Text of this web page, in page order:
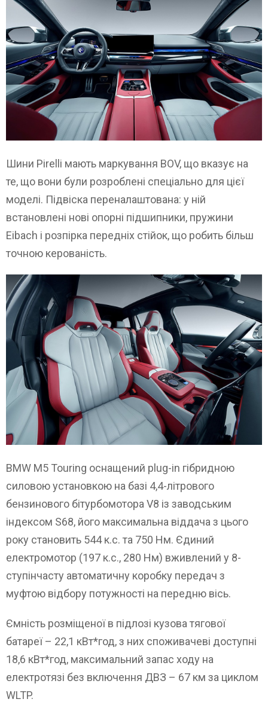
Шини Pirelli мають маркування BOV, що вказує на
те, що вони були розроблені спеціально для цієї
моделі. Підвіска переналаштована: у ній
встановлені нові опорні підшипники, пружини
Eibach і розпірка передніх стійок, що робить більш
точною керованість.
BMW M5 Touring оснащений plug-in гібридною
силовою установкою на базі 4,4-літрового
бензинового бітурбомотора V8 із заводським
індексом S68, його максимальна віддача з цього
року становить 544 к.с. та 750 Нм. Єдиний
електромотор (197 к.с., 280 Нм) вживлений у 8-
ступінчасту автоматичну коробку передач з
муфтою відбору потужності на передню вісь.
Ємність розміщеної в підлозі кузова тягової
батареї – 22,1 кВт*год, з них споживачеві доступні
18,6 кВт*год, максимальний запас ходу на
електротязі без включення ДВЗ – 67 км за циклом
WLTP.